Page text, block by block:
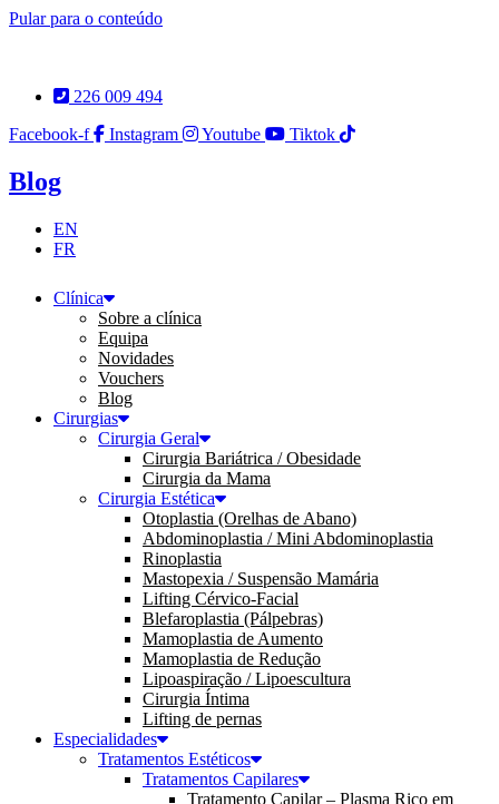
Pular para o conteúdo
226 009 494
Facebook-f
Instagram Youtube Tiktok
Blog
EN
FR
Clínica
Sobre a clínica
Equipa
Novidades
Vouchers
Blog
Cirurgias
Cirurgia Geral
Cirurgia Bariátrica / Obesidade
Cirurgia da Mama
Cirurgia Estética
Otoplastia (Orelhas de Abano)
Abdominoplastia / Mini Abdominoplastia
Rinoplastia
Mastopexia / Suspensão Mamária
Lifting Cérvico-Facial
Blefaroplastia (Pálpebras)
Mamoplastia de Aumento
Mamoplastia de Redução
Lipoaspiração / Lipoescultura
Cirurgia Íntima
Lifting de pernas
Especialidades
Tratamentos Estéticos
Tratamentos Capilares
Tratamento Capilar – Plasma Rico em